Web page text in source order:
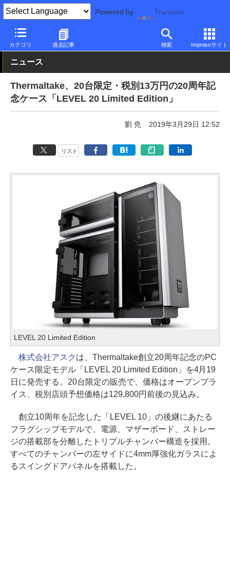
Powered by Translate
カテゴリ 過去記事 検索 Impressサイト
PC Watch 半導体/周辺機器 ケース
ニュース
Thermaltake、20台限定・税別13万円の20周年記
念ケース「LEVEL 20 Limited Edition」
劉 尭 2019年3月29日 12:52
リスト
LEVEL 20 Limited Edition
株式会社アスク は、Thermaltake創立20周年記念のPC
ケース限定モデル「LEVEL 20 Limited Edition」を4月19
日に発売する。20台限定の販売で、価格はオープンプラ
イス、税別店頭予想価格は129,800円前後の見込み。
創立10周年を記念した「LEVEL 10」の後継にあたる
フラグシップモデルで、電源、マザーボード、ストレー
ジの搭載部を分離したトリプルチャンバー構造を採用。
すべてのチャンバーの左サイドに4mm厚強化ガラスによ
るスイングドアパネルを搭載した。